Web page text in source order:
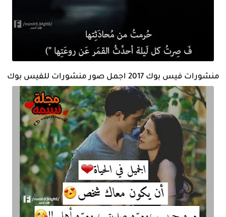
منشورات فيس بوك 2017 اجمل صور منشورات للفيس بوك